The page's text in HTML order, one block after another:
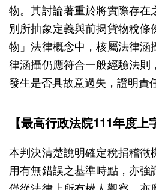
物。其討論著重於將實際存在
別所抽象定義與前揭貨物稅
物」法律概念中，核屬法律涵
律涵攝仍應符合一般經驗法則
發生是否具故意過失，證明責
【最高行政法院111年度上
本判決清楚說明確定稅捐稽徵
用有無錯誤之基準時點，亦